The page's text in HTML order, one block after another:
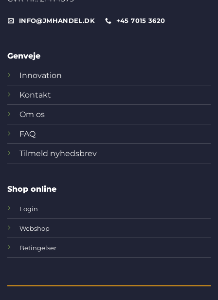
INFO@JMHANDEL.DK +45 7015 3620
Genveje
Innovation
Kontakt
Om os
FAQ
Tilmeld nyhedsbrev
Shop online
Login
Webshop
Betingelser